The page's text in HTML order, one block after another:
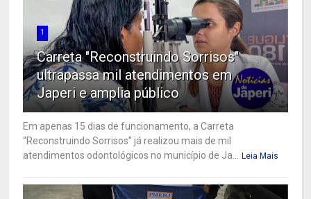
1
Carreta "Reconstruindo Sorrisos"
ultrapassa mil atendimentos em
Japeri e amplia público
Em apenas 15 dias de funcionamento, a Carreta
“Reconstruindo Sorrisos” já realizou mais de mil
atendimentos odontológicos no município de Ja...
Leia Mais